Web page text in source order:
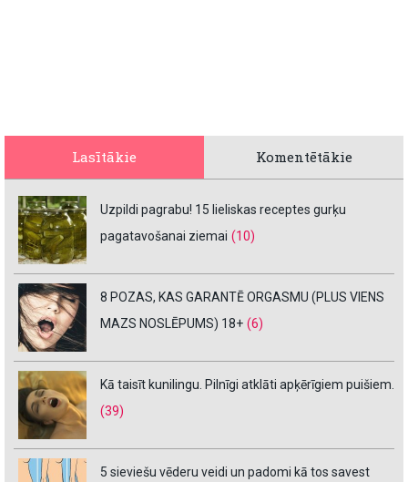
Lasītākie Komentētākie
Uzpildi pagrabu! 15 lieliskas receptes gurķu
pagatavošanai ziemai (10)
8 POZAS, KAS GARANTĒ ORGASMU (PLUS VIENS
MAZS NOSLĒPUMS) 18+ (6)
Kā taisīt kunilingu. Pilnīgi atklāti apķērīgiem puišiem.
(39)
5 sieviešu vēderu veidi un padomi kā tos savest